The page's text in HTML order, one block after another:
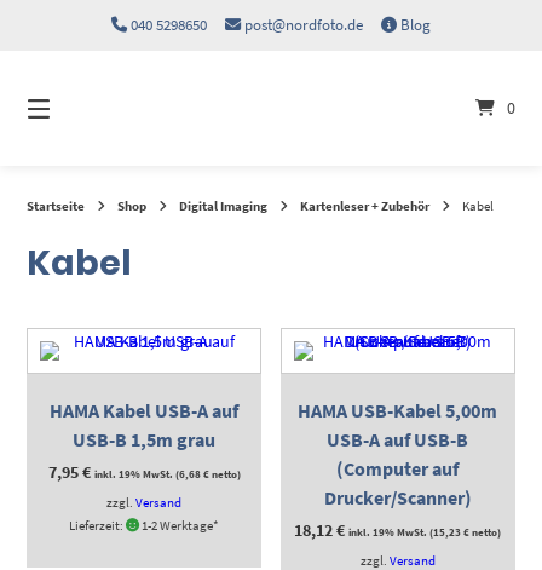
040 5298650 post@nordfoto.de Blog
0
Startseite Shop Digital Imaging Kartenleser + Zubehör Kabel
Kabel
HAMA Kabel USB-A auf
USB-B 1,5m grau
7,95€ inkl. 19% MwSt. (6,68€netto)
zzgl.Versand
Lieferzeit:
1-2 Werktage*
HAMA USB-Kabel 5,00m
USB-A auf USB-B
(Computer auf
Drucker/Scanner)
18,12€ inkl. 19% MwSt. (15,23€netto)
zzgl. Versand